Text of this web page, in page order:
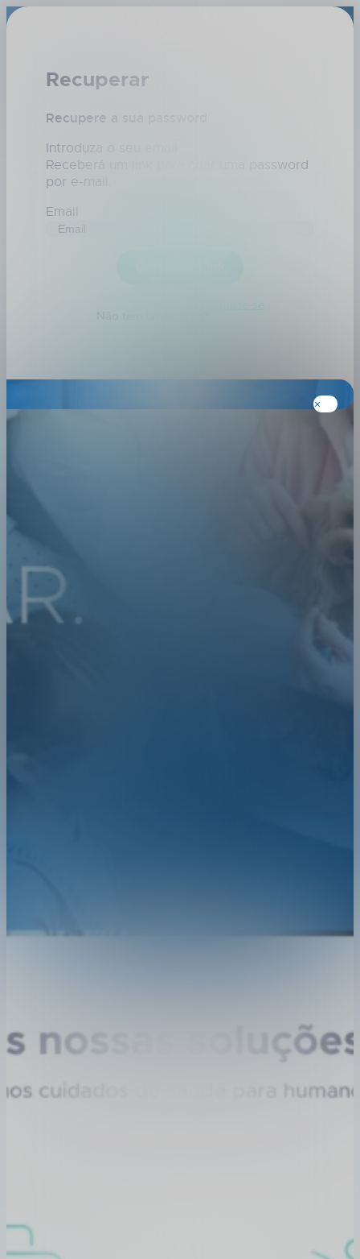
Recuperar
Recupere a sua password
Introduza o seu email
Receberá um link para criar uma password
por e-mail.
Email
Registe-se